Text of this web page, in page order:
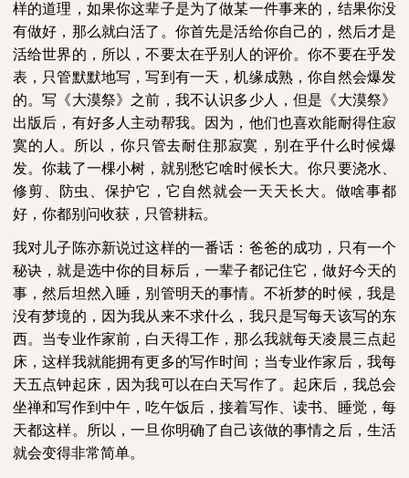
样的道理，如果你这辈子是为了做某一件事来的，结果你没
有做好，那么就白活了。你首先是活给你自己的，然后才是
活给世界的，所以，不要太在乎别人的评价。你不要在乎发
表，只管默默地写，写到有一天，机缘成熟，你自然会爆发
的。写《大漠祭》之前，我不认识多少人，但是《大漠祭》
出版后，有好多人主动帮我。因为，他们也喜欢能耐得住寂
寞的人。所以，你只管去耐住那寂寞，别在乎什么时候爆
发。你栽了一棵小树，就别愁它啥时候长大。你只要浇水、
修剪、防虫、保护它，它自然就会一天天长大。做啥事都
好，你都别问收获，只管耕耘。
我对儿子陈亦新说过这样的一番话：爸爸的成功，只有一个
秘诀，就是选中你的目标后，一辈子都记住它，做好今天的
事，然后坦然入睡，别管明天的事情。不祈梦的时候，我是
没有梦境的，因为我从来不求什么，我只是写每天该写的东
西。当专业作家前，白天得工作，那么我就每天凌晨三点起
床，这样我就能拥有更多的写作时间；当专业作家后，我每
天五点钟起床，因为我可以在白天写作了。起床后，我总会
坐禅和写作到中午，吃午饭后，接着写作、读书、睡觉，每
天都这样。所以，一旦你明确了自己该做的事情之后，生活
就会变得非常简单。